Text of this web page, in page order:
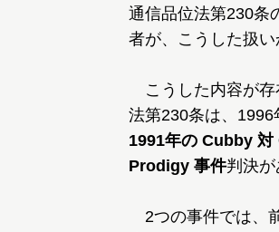
通信品位法第230条
者が、こうした扱い
こうした内容が存
法第230条は、1996
1991年の Cubby
Prodigy 事件判決が
2つの事件では、